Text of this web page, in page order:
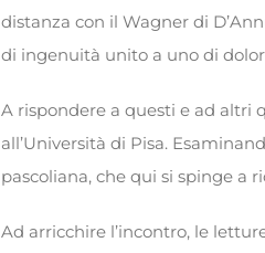
distanza con il Wagner di
di ingenuità unito a uno di
A rispondere a questi e ad altri
all’Università di Pisa.
pascoliana, che qui si spinge a
Ad arricchire l’incontro, le